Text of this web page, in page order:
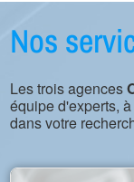
Nos
Les trois agences
équipe d'experts,
dans votre